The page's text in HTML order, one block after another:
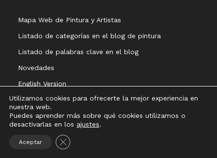
Mapa Web de Pintura y Artistas
Listado de categorías en el blog de pintura
Listado de palabras clave en el blog
Novedades
English Version
Copyright 2021 - Cristina Alejos
Utilizamos cookies para ofrecerte la mejor experiencia en
nuestra web.
Puedes aprender más sobre qué cookies utilizamos o
desactivarlas en los ajustes.
Aceptar Cerrar el banner de cookies RGPD